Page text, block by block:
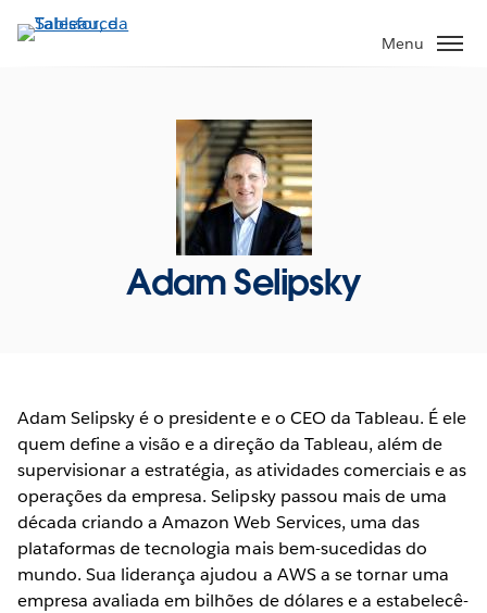
Pular
para
Menu
Adam Selipsky
Adam Selipsky é o presidente e o CEO da Tableau. É ele
quem define a visão e a direção da Tableau, além de
supervisionar a estratégia, as atividades comerciais e as
operações da empresa. Selipsky passou mais de uma
década criando a Amazon Web Services, uma das
plataformas de tecnologia mais bem-sucedidas do
mundo. Sua liderança ajudou a AWS a se tornar uma
empresa avaliada em bilhões de dólares e a estabelecê-